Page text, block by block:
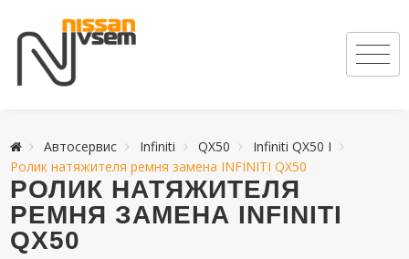
Автосервис Infiniti QX50
Infiniti QX50 I
Ролик натяжителя ремня замена INFINITI QX50
РОЛИК НАТЯЖИТЕЛЯ
РЕМНЯ ЗАМЕНА INFINITI
QX50